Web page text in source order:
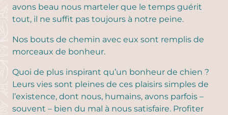
avons beau nous marteler que le temps guérit
tout, il ne suffit pas toujours à notre peine.
Nos bouts de chemin avec eux sont remplis de
morceaux de bonheur.
Quoi de plus inspirant qu’un bonheur de chien ?
Leurs vies sont pleines de ces plaisirs simples de
l’existence, dont nous, humains, avons parfois –
souvent – bien du mal à nous satisfaire. Profiter